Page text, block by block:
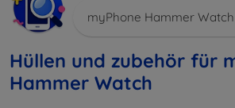
myPhone Hammer Watch
Hüllen und zubehör für
Hammer Watch